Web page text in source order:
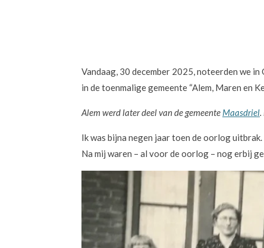
Vandaag, 30 december 2025, noteerden we
in de toenmalige gemeente “Alem, Maren en
Alem werd later deel van de gemeente Maasdriel.
Ik was bijna negen jaar toen de oorlog
Na mij waren – al voor de oorlog – nog erbij